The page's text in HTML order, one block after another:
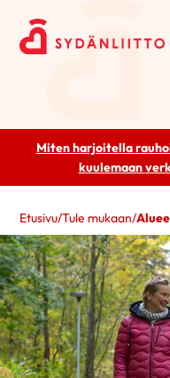
Miten harjoitella
kuulemaan
Etusivu/Tule mukaan/